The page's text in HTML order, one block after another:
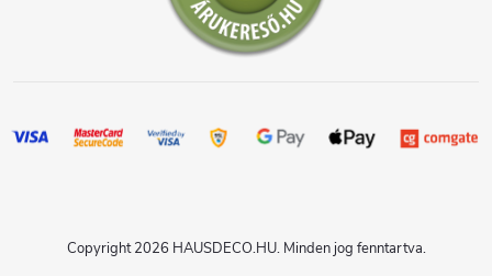
Copyright 2026 HAUSDECO.HU. Minden jog fenntartva.